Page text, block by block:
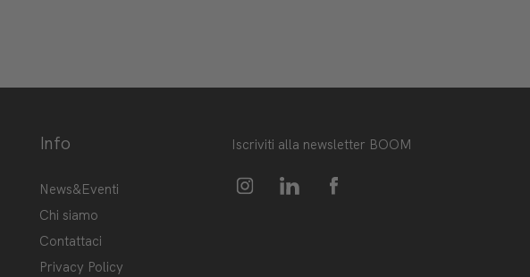
Info
News&Eventi
Chi siamo
Contattaci
Privacy Policy
Iscriviti alla newsletter BOOM